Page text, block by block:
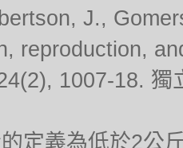
J.,
reproduction,
1007-18.
定義為低於2公